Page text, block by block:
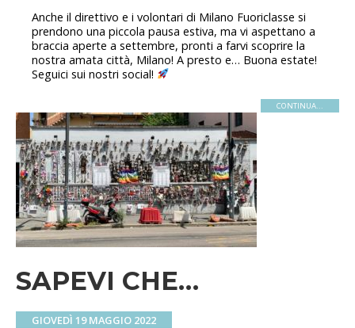
Anche il direttivo e i volontari di Milano Fuoriclasse si
prendono una piccola pausa estiva, ma vi aspettano a
braccia aperte a settembre, pronti a farvi scoprire la
nostra amata città, Milano! A presto e… Buona estate!
Seguici sui nostri social!
CONTINUA...
SAPEVI CHE…
GIOVEDÌ 19 MAGGIO 2022